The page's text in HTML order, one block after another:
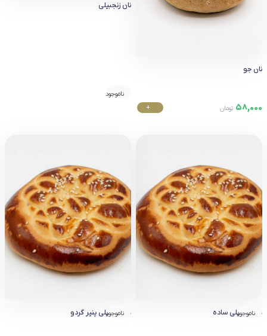
نان جو
58,000 تومان
+
نان زنجبیلی
ناموجود
نان زنجبیلی ساده
ناموجود نان زنجبیلی پنیر گردو
ناموجود